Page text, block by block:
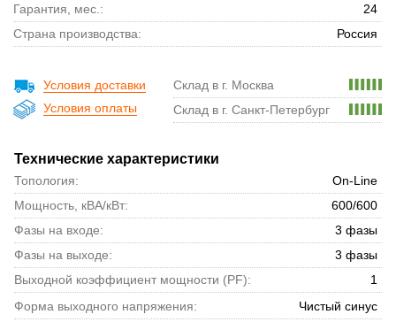
Гарантия, мес.:
24
Страна производства:
Россия
Условия доставки
Условия оплаты
Склад в г. Москва
Склад в г. Санкт-Петербург
Технические характеристики
Топология:
On-Line
Мощность, кВА/кВт:
600/600
Фазы на входе:
3 фазы
Фазы на выходе:
3 фазы
Выходной коэффициент мощности (PF):
1
Форма выходного напряжения:
Чистый синус